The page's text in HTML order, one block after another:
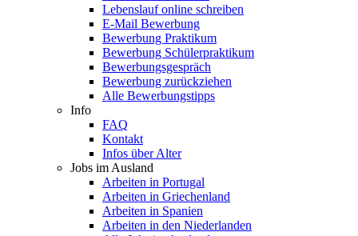
Lebenslauf online schreiben
E-Mail Bewerbung
Bewerbung Praktikum
Bewerbung Schülerpraktikum
Bewerbungsgespräch
Bewerbung zurückziehen
Alle Bewerbungstipps
Info
FAQ
Kontakt
Infos über Alter
Jobs im Ausland
Arbeiten in Portugal
Arbeiten in Griechenland
Arbeiten in Spanien
Arbeiten in den Niederlanden